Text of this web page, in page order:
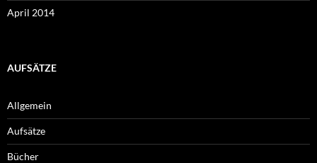
April 2014
AUFSÄTZE
Allgemein
Aufsätze
Bücher